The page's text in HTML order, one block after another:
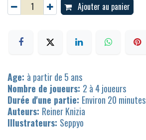
Ajouter au panier
Age: à partir de 5 ans
Nombre de joueurs: 2 à 4 joueurs
Durée d'une partie: Environ 20 minutes
Auteurs: Reiner Knizia
Illustrateurs: Seppyo